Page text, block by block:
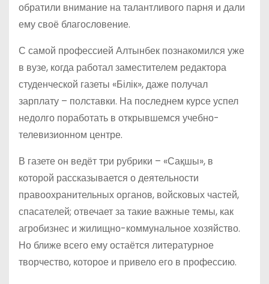
обратили внимание на талантливого парня и дали
ему своё благословение.
С самой профессией Алтынбек познакомился уже
в вузе, когда работал заместителем редактора
студенческой газеты «Білік», даже получал
зарплату – полставки. На последнем курсе успел
недолго поработать в открывшемся учебно-
телевизионном центре.
В газете он ведёт три рубрики – «Сақшы», в
которой рассказывается о деятельности
правоохранительных органов, войсковых частей,
спасателей; отвечает за такие важные темы, как
агробизнес и жилищно-коммунальное хозяйство.
Но ближе всего ему остаётся литературное
творчество, которое и привело его в профессию.